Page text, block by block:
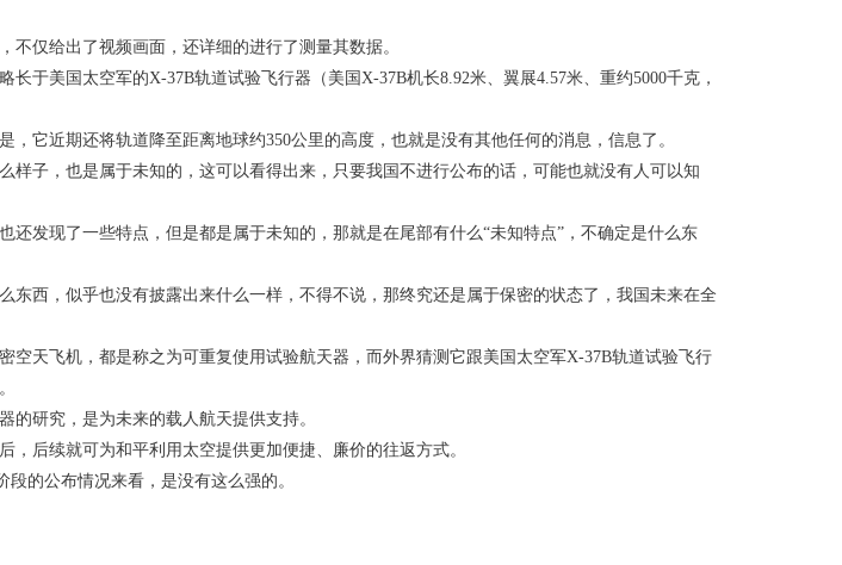
不仅给出了视频画面，还详细的进行了测量其数据。
长于美国太空军的X-37B轨道试验飞行器（美国X-37B机长8.92米、翼展4.57米、重约5000千克，
，它近期还将轨道降至距离地球约350公里的高度，也就是没有其他任何的消息，信息了。
样子，也是属于未知的，这可以看得出来，只要我国不进行公布的话，可能也就没有人可以知
还发现了一些特点，但是都是属于未知的，那就是在尾部有什么“未知特点”，不确定是什么东
东西，似乎也没有披露出来什么一样，不得不说，那终究还是属于保密的状态了，我国未来在全
空天飞机，都是称之为可重复使用试验航天器，而外界猜测它跟美国太空军X-37B轨道试验飞行
的研究，是为未来的载人航天提供支持。
，后续就可为和平利用太空提供更加便捷、廉价的往返方式。
的公布情况来看，是没有这么强的。